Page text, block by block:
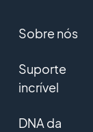
Sobre nós
Suporte
incrível
DNA da